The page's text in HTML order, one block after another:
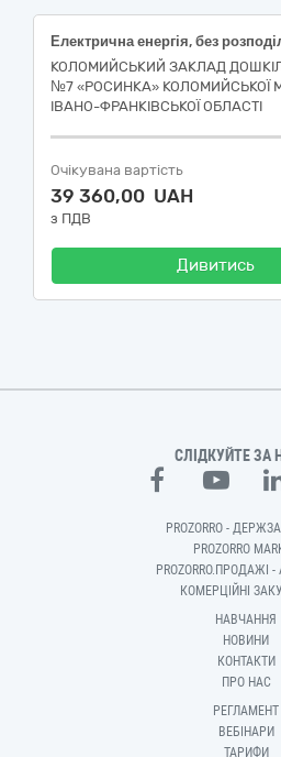
Електрична енергія, без
КОЛОМИЙСЬКИЙ ЗАКЛАД
№7 «РОСИНКА» КОЛОМИЙСЬКОЇ
ІВАНО-ФРАНКІВСЬКОЇ ОБЛАСТІ
Очікувана вартість
39 360,00 UAH
з ПДВ
Дивитись
СЛІДКУЙТЕ ЗА
PROZORRO -
PROZORRO
PROZORRO.ПРОДАЖІ
КОМЕРЦІЙНІ
НАВЧАННЯ
НОВИНИ
КОНТАКТИ
ПРО НАС
РЕГЛАМЕНТ
ВЕБІНАРИ
ТАРИФИ